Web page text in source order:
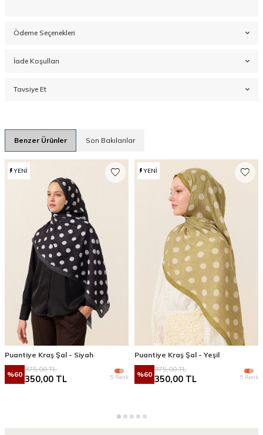
Ödeme Seçenekleri
İade Koşulları
Tavsiye Et
Benzer Ürünler Son Bakılanlar
YENI
Puantiye Kraş Şal - Siyah
%60
875,00TL
350,00 TL 5 Renk
YENI
Puantiye Kraş Şal - Yeşil
%60
875,00TL
350,00 TL 5 Renk